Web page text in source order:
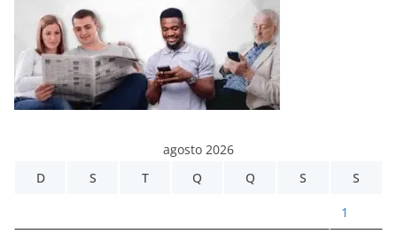
agosto 2026
D
S T Q Q S S
1